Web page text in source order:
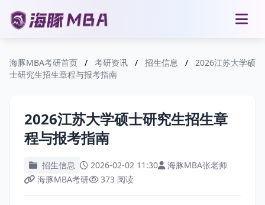
海豚MBA考研首页 / 考研资讯 / 招生信息 /
2026江苏大学硕
士研究生招生章程与报考指南
2026江苏大学硕士研究生招生章
程与报考指南
招生信息 2026-02-02 11:30
海豚MBA张老师
海豚MBA考研
373 阅读